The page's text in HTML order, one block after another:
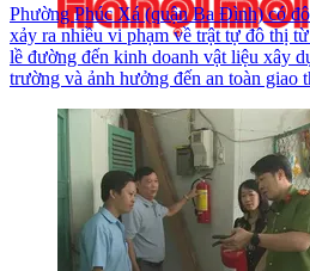
Phường Phúc Xá (quận Ba Đình) có
xảy ra nhiều vi phạm về trật tự đô thị
lề đường đến kinh doanh vật liệu xây
trường và ảnh hưởng đến an toàn giao